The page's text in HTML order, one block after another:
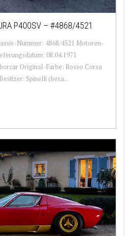
P400SV – #4868/4521
Nummer: 4868/4521 Motoren-
08.04.1971
Original-Farbe: Rosso Corsa
Spinelli (besa...